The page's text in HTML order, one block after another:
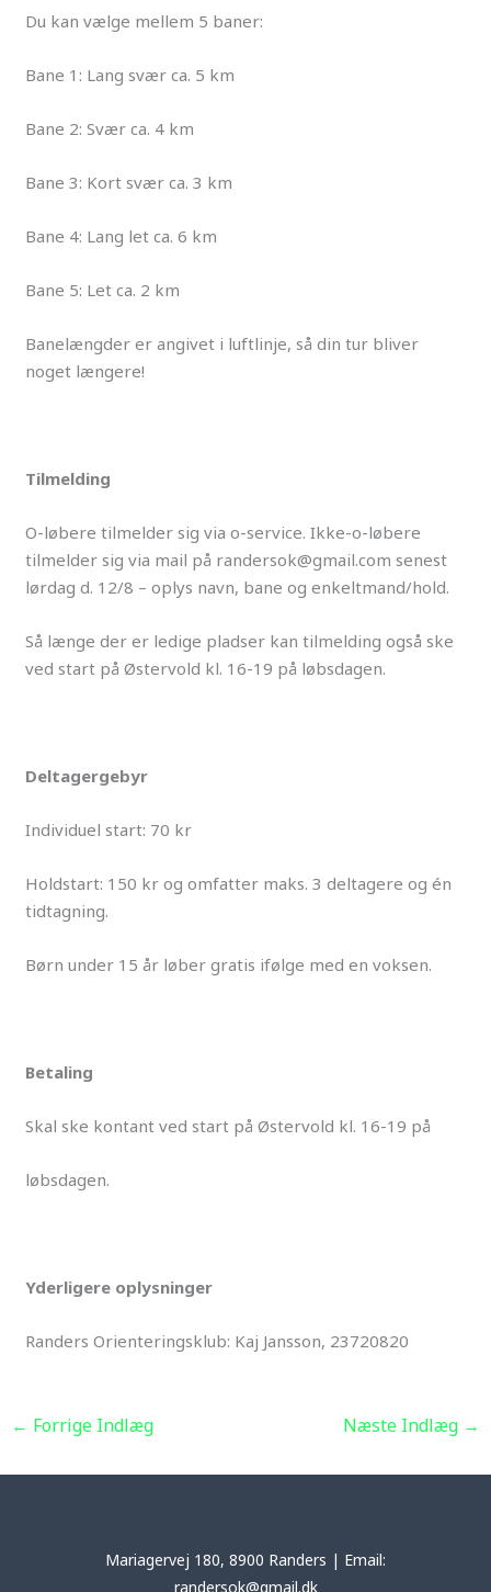
Du kan vælge mellem 5 baner:
Bane 1: Lang svær ca. 5 km
Bane 2: Svær ca. 4 km
Bane 3: Kort svær ca. 3 km
Bane 4: Lang let ca. 6 km
Bane 5: Let ca. 2 km
Banelængder er angivet i luftlinje, så din tur bliver
noget længere!
Tilmelding
O-løbere tilmelder sig via o-service. Ikke-o-løbere
tilmelder sig via mail på randersok@gmail.com senest
lørdag d. 12/8 – oplys navn, bane og enkeltmand/hold.
Så længe der er ledige pladser kan tilmelding også ske
ved start på Østervold kl. 16-19 på løbsdagen.
Deltagergebyr
Individuel start: 70 kr
Holdstart: 150 kr og omfatter maks. 3 deltagere og én
tidtagning.
Børn under 15 år løber gratis ifølge med en voksen.
Betaling
Skal ske kontant ved start på Østervold kl. 16-19 på
løbsdagen.
Yderligere oplysninger
Randers Orienteringsklub: Kaj Jansson, 23720820
← Forrige Indlæg Næste Indlæg →
Mariagervej 180, 8900 Randers | Email:
randersok@gmail.dk